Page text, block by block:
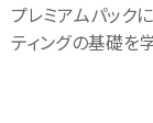
プレミアムパック
ティングの基礎を